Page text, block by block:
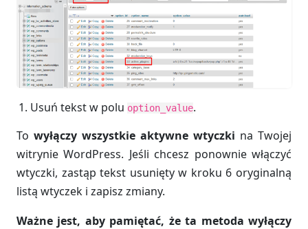
Usuń tekst w polu option_value.
To wyłączy wszystkie aktywne wtyczki na Twojej
witrynie WordPress. Jeśli chcesz ponownie włączyć
wtyczki, zastąp tekst usunięty w kroku 6 oryginalną
listą wtyczek i zapisz zmiany.
Ważne jest, aby pamiętać, że ta metoda wyłączy